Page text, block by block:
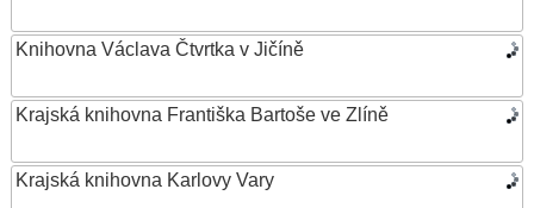
Knihovna Václava Čtvrtka v Jičíně
Krajská knihovna Františka Bartoše ve Zlíně
Krajská knihovna Karlovy Vary